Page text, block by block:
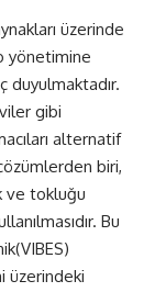
üzerinde
yönetimine
duyulmaktadır.
gibi
alternatif
biri,
ve tokluğu
Bu
üzerindeki